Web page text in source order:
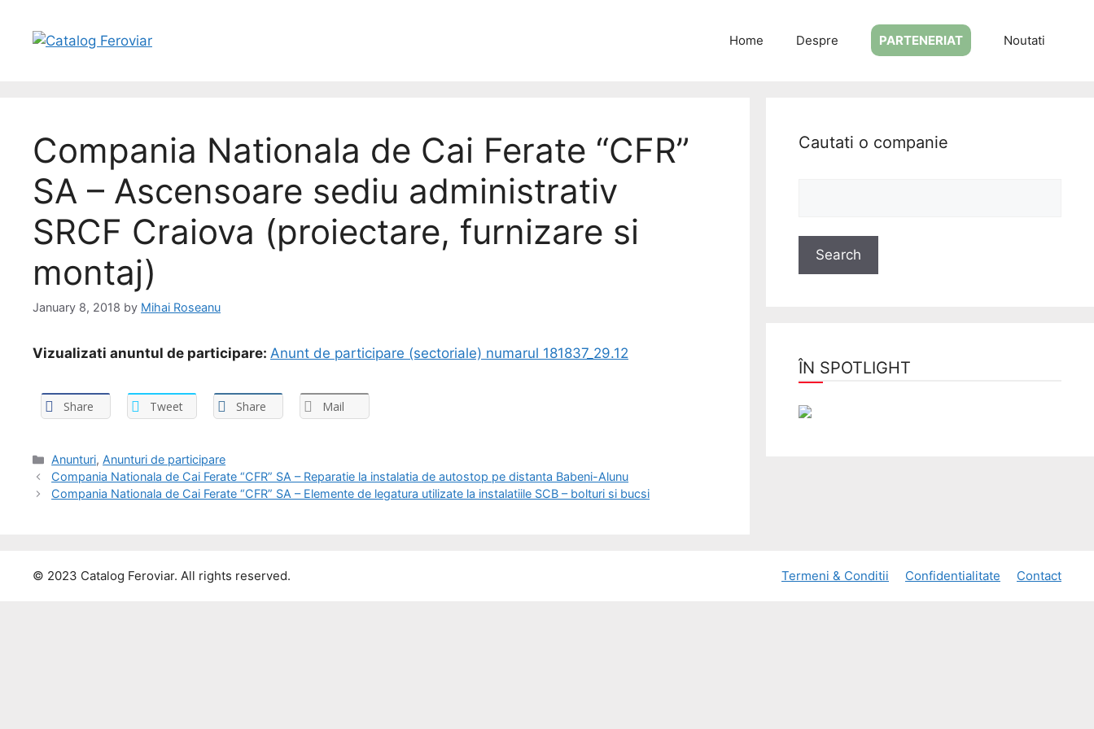
Home Despre PARTENERIAT Noutati
Compania Nationala de Cai Ferate “CFR”
SA – Ascensoare sediu administrativ
SRCF Craiova (proiectare, furnizare si
montaj)
January 8, 2018 by Mihai Roseanu
Vizualizati anuntul de participare: Anunt de participare (sectoriale) numarul 181837_29.12
Share Tweet Share Mail
Anunturi, Anunturi de participare
Compania Nationala de Cai Ferate “CFR” SA – Reparatie la instalatia de autostop pe distanta Babeni-Alunu
Compania Nationala de Cai Ferate “CFR” SA – Elemente de legatura utilizate la instalatiile SCB – bolturi si bucsi
Cautati o companie
ÎN SPOTLIGHT
Termeni & Conditii Confidentialitate Contact
© 2023 Catalog Feroviar. All rights reserved.